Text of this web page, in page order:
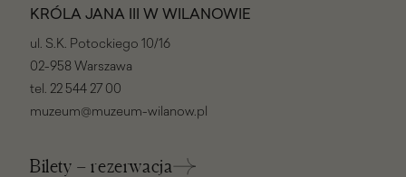
KRÓLA JANA III W WILANOWIE
ul. S.K. Potockiego 10/16
02-958 Warszawa
tel. 22 544 27 00
muzeum@muzeum-wilanow.pl
Bilety – rezerwacja